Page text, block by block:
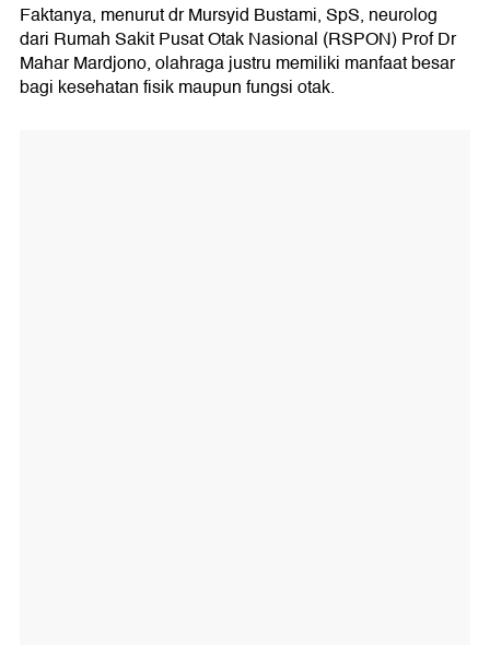
Faktanya, menurut dr Mursyid Bustami, SpS, neurolog
dari Rumah Sakit Pusat Otak Nasional (RSPON) Prof Dr
Mahar Mardjono, olahraga justru memiliki manfaat besar
bagi kesehatan fisik maupun fungsi otak.